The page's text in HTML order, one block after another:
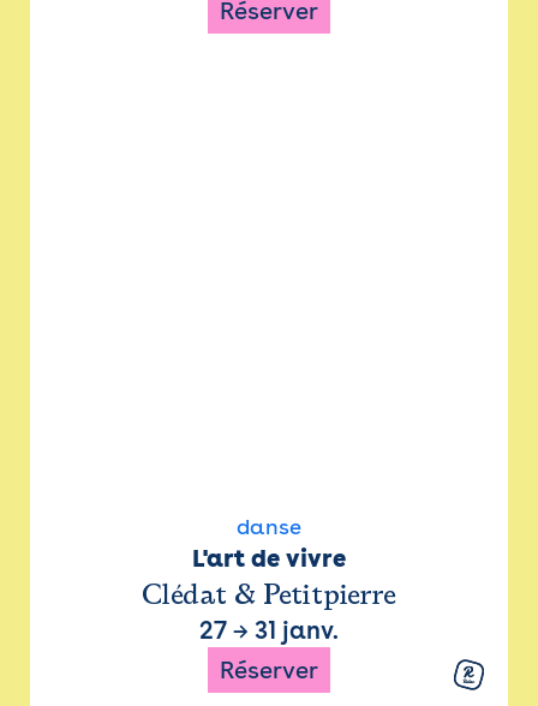
Réserver
danse
L'art de vivre
Clédat & Petitpierre
27 → 31 janv.
Réserver